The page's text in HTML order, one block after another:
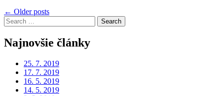
Navigácia
v
článkoch
← Older posts
Search
for:
Najnovšie články
25. 7. 2019
17. 7. 2019
16. 5. 2019
14. 5. 2019